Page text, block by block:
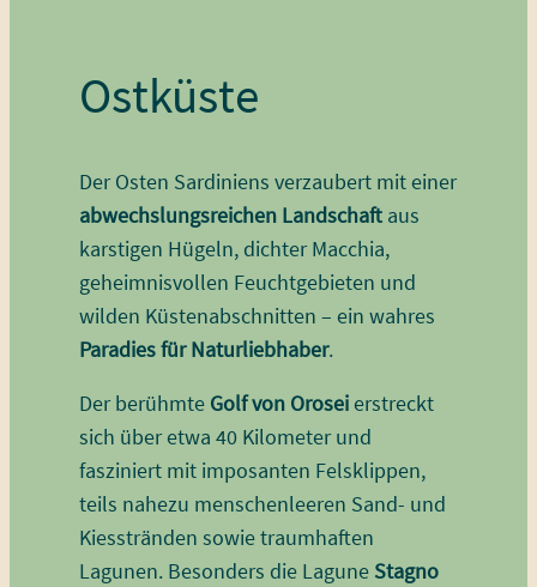
Ostküste
Der Osten Sardiniens verzaubert mit einer
abwechslungsreichen Landschaftaus
karstigen Hügeln, dichter Macchia,
geheimnisvollen Feuchtgebieten und
wilden Küstenabschnitten – ein wahres
Paradies für Naturliebhaber.
Der berühmte Golf von Oroseierstreckt
sich über etwa 40 Kilometer und
fasziniert mit imposanten Felsklippen,
teils nahezu menschenleeren Sand- und
Kiesstränden sowie traumhaften
Lagunen. Besonders die Lagune Stagno